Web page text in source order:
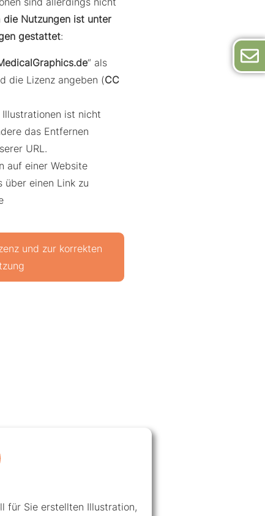
die Nutzungen ist unter
gestattet:
“ als
die Lizenz angeben (CC
Illustrationen ist nicht
das Entfernen
URL.
auf einer Website
über einen Link zu
und zur korrekten
für Sie erstellten Illustration,